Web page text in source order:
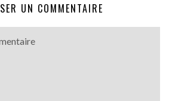
UN COMMENTAIRE